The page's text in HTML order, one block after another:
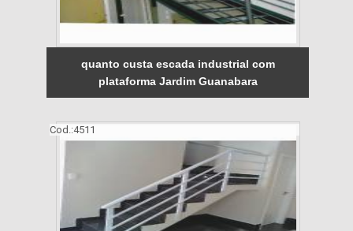
quanto custa escada industrial com
plataforma Jardim Guanabara
Cod.:4511